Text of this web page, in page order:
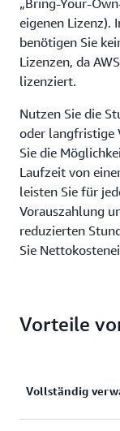
„Bring-Your-
eigenen Lizenz).
benötigen Sie
Lizenzen, da
lizenziert.
Nutzen Sie die
oder langfristige
Sie die
Laufzeit von
leisten Sie für
Vorauszahlung
reduzierten
Sie
Vorteile
Vollständig